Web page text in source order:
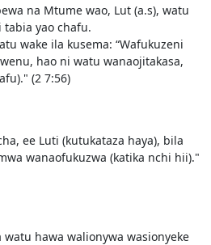
na Mtume wao, Lut (a.s), watu
yao chafu.
wake ila kusema: “Wafukuzeni
hao ni watu wanaojitakasa,
(2 7:56)
ee Luti (kutukataza haya), bila
wanaofukuzwa (katika nchi hii)."
watu hawa walionywa wasionyeke